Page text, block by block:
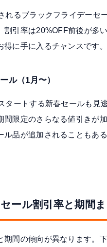
れるブラックフライデーセ
引率は20%OFF前後が多い
得に手に入るチャンスです
ル（1月〜）
タートする新春セールも見
間限定のさらなる値引きが
ル品が追加されることもあ
ール割引率と期間
期間の傾向が異なります。